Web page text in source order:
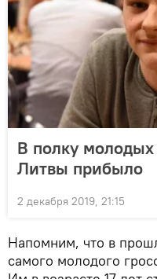
В полку молодых
Литвы прибыло
2 декабря 2019, 21:15
Напомним, что в
самого молодого